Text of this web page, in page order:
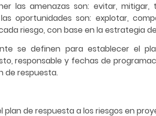
las amenazas son: evitar,
oportunidades son: explotar,
riesgo, con base en la estrategia
se definen para establecer el
responsable y fechas de
de respuesta.
de respuesta a los riesgos en